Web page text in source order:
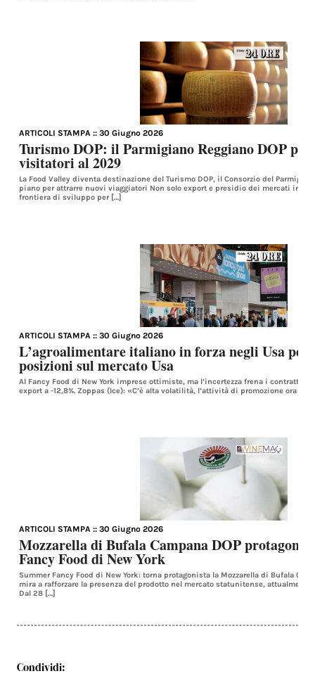
ARTICOLI STAMPA :: 30 Giugno 2026
Turismo DOP: il Parmigiano Reggiano DOP
visitatori al 2029
La Food Valley diventa destinazione del Turismo DOP, il Consorzio del
piano per attrarre nuovi viaggiatori Non solo export e presidio dei mercati
frontiera di sviluppo per […]
ARTICOLI STAMPA :: 30 Giugno 2026
L’agroalimentare italiano in forza negli Usa per
posizioni sul mercato Usa
Al Fancy Food di New York imprese ottimiste, ma l’incertezza frena i contratti.
export a -12,8%. Zoppas (Ice): «C’è alta volatilità, l’attività di promozione ora è
ARTICOLI STAMPA :: 30 Giugno 2026
Mozzarella di Bufala Campana DOP
Fancy Food di New York
Summer Fancy Food di New York: torna protagonista la Mozzarella di Bufala
mira a rafforzare la presenza del prodotto nel mercato statunitense, attualmente
Dal 28 […]
Condividi: